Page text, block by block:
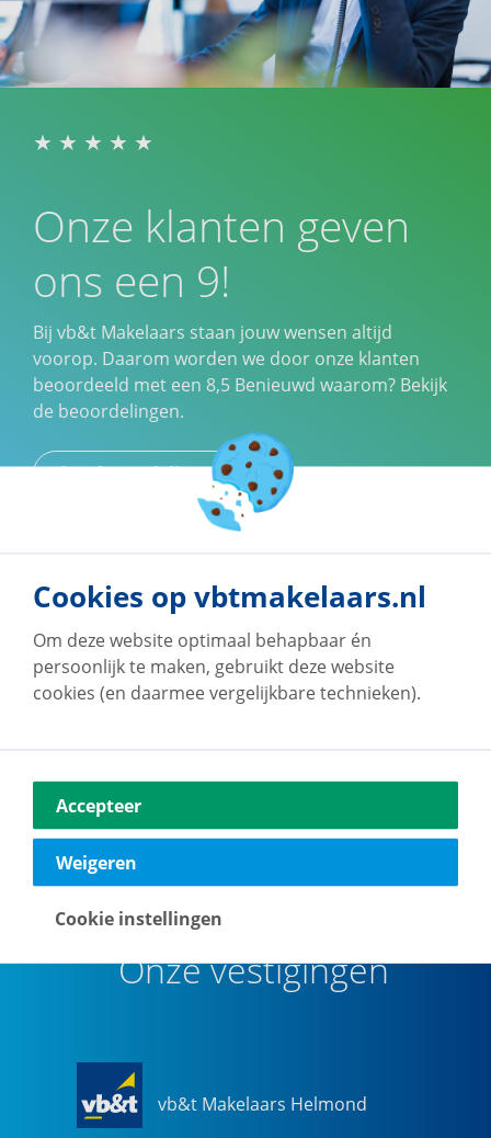
Onze klanten geven
ons een 9!
Bij vb&t Makelaars staan jouw wensen altijd
voorop. Daarom worden we door onze klanten
beoordeeld met een 8,5 Benieuwd waarom? Bekijk
de beoordelingen.
Klantbeoordelingen
Op de hoogte blijven van ons
woningaanbod?
Maak een account en ontvang van ons per e-mail
Maak een zoekprofiel aan
Onze vestigingen
vb&t Makelaars Helmond
Cookies op vbtmakelaars.nl
Om deze website optimaal behapbaar én
persoonlijk te maken, gebruikt deze website
cookies (en daarmee vergelijkbare technieken).
Accepteer
Weigeren
Cookie instellingen